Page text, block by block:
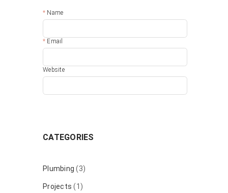
Name
Email
Website
CATEGORIES
Plumbing (3)
Projects (1)